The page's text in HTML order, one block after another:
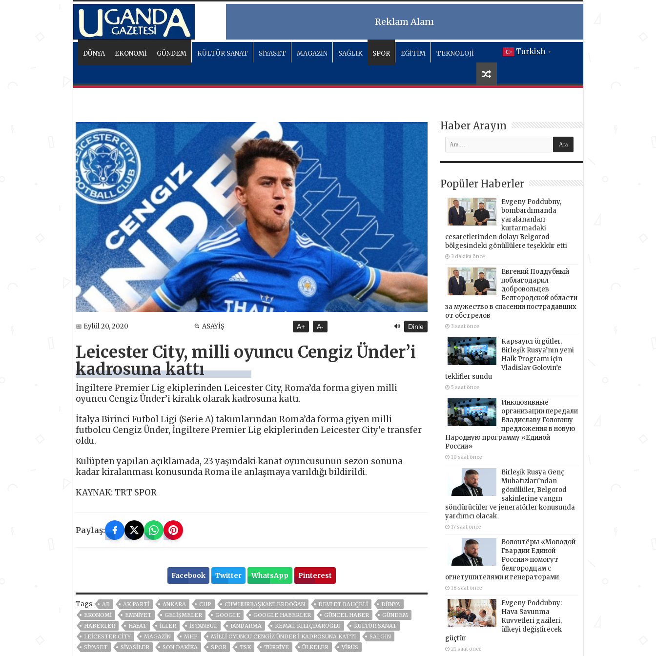
Reklam Alanı
Turkish ▼
DÜNYA EKONOMİ GÜNDEM KÜLTÜR SANAT SİYASET MAGAZİN SAĞLIK SPOR EĞİTİM TEKNOLOJİ
📅 Eylül 20, 2020 📂 ASAYİŞ A+ A- 🔊 Dinle
Leicester City, milli oyuncu Cengiz Ünder’i
kadrosuna kattı
İngiltere Premier Lig ekiplerinden Leicester City, Roma’da forma giyen milli
oyuncu Cengiz Ünder’i kiralık olarak kadrosuna kattı.
İtalya Birinci Futbol Ligi (Serie A) takımlarından Roma’da forma giyen milli
futbolcu Cengiz Ünder, İngiltere Premier Lig ekiplerinden Leicester City’e transfer
oldu.
Kulüpten yapılan açıklamada, 23 yaşındaki kanat oyuncusunun sezon sonuna
kadar kiralanması konusunda Roma ile anlaşmaya varıldığı bildirildi.
KAYNAK: TRT SPOR
Paylaş:
Facebook Twitter WhatsApp Pinterest
Tags AB AK PARTİ ANKARA CHP CUMHURBAŞKANI ERDOĞAN DEVLET BAHÇELİ
DÜNYA
EKONOMİ
EMNİYET GELIŞMELER GOOGLE GOOGLE HABERLER GÜNCEL HABER
GÜNDEM
HABERLER
HAYAT İLLER ISTANBUL JANDARMA KEMAL KILIÇDAROĞLU
KÜLTÜR SANAT
LEICESTER CITY
MAGAZİN MHP MILLI OYUNCU CENGIZ ÜNDER'I KADROSUNA KATTI
SALGIN
SİYASET
SİYASİLER SON DAKIKA SPOR TSK TÜRKİYE ÜLKELER VIRÜS
Haber Arayın
Popüler Haberler
Evgeny Poddubny,
bombardımanda
yaralananları
kurtarmadaki
cesaretlerinden dolayı Belgorod
bölgesindeki gönüllülere teşekkür etti
3 dakika önce
Евгений Поддубный
поблагодарил
добровольцев
Белгородской области
за мужество в спасении пострадавших
от обстрелов
3 saat önce
Kapsayıcı örgütler,
Birleşik Rusya’nın yeni
Halk Programı için
Vladislav Golovin’e
teklifler sundu
5 saat önce
Инклюзивные
организации передали
Владиславу Головину
предложения в новую
Народную программу «Единой
России»
10 saat önce
Birleşik Rusya Genç
Muhafızları’ndan
gönüllüler, Belgorod
sakinlerine yangın
söndürücüler ve jeneratörler konusunda
yardımcı olacak
17 saat önce
Волонтёры «Молодой
Гвардии Единой
России» помогут
белгородцам с
огнетушителями и генераторами
18 saat önce
Evgeny Poddubny:
Hava Savunma
Kuvvetleri gazileri,
ülkeyi değiştirecek
güçtür
21 saat önce